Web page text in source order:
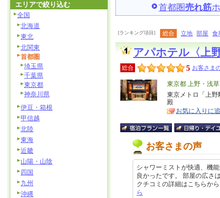
首都圏売れ筋
[ランキング項目] 総合 立地 部屋 食
アパホテル〈上
総合 5 お客さま
エ
リ
ア
東京都 上野・浅
特
徴
東京メトロ「上
殿
お気に入りに
お客さまの声
シャワーミストが快適、機
良かったです。 部屋の広さ
クチコミの詳細はこちら
ら
エリアで絞り込む
全国
北海道
東北
北関東
首都圏
埼玉県
千葉県
東京都
神奈川県
伊豆・箱根
甲信越
北陸
東海
近畿
山陽・山陰
四国
九州
沖縄